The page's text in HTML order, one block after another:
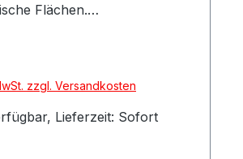
Flächen.
System:Fettsäureester mit
frei,
Verbrauch:Nach
ermitteln. Gebinde:1 l
zzgl. Versandkosten
Lieferzeit: Sofort